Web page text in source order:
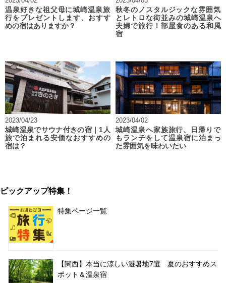
温泉好きな祖父母に城崎温泉旅
行をプレゼントします、おすす
めの宿はありますか？
秋冬のノスタルジックな雰囲気
とレトロな街並みの城崎温泉へ
夫婦で旅行！部屋食のある和風
宿
2023/04/23
城崎温泉でサウナ付きの宿｜1人
旅で泊まれる安価なおすすめの
宿は？
2023/04/02
城崎温泉へ家族旅行、日帰りで
もランチをして温泉宿に泊まっ
た雰囲気を味わいたい
ピックアップ特集！
特集ページ一覧
【関西】本当に涼しい避暑地7選 夏のおすすめス
ポット＆温泉宿